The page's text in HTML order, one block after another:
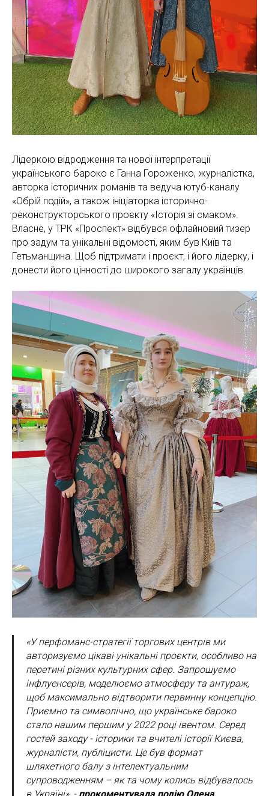
Лідеркою відродження та нової інтерпретації
українського бароко є Ганна Гороженко, журналістка,
авторка історичних романів та ведуча ютуб-каналу
«Обрій подій», а також ініціаторка історично-
реконструкторського проєкту «Історія зі смаком».
Власне, у ТРК «Проспект» відбувся офлайновий тизер
про задум та унікальні відомості, яким був Київ та
Гетьманщина. Щоб підтримати і проєкт, і його лідерку, і
донести його цінності до широкого загалу українців.
«У перфоманс-стратегії торгових центрів ми
авторизуємо цікаві унікальні проєкти, особливо на
перетині різних культурних сфер. Запрошуємо
інфлуенсерів, моделюємо атмосферу та антураж,
щоб максимально відтворити первинну концепцію.
Приємно та символічно, що українське бароко
стало нашим першим у 2022 році івентом. Серед
гостей заходу - історики та вчителі історії Києва,
журналісти, публіцисти. Це був формат
шляхетного балу з інтелектуальним
супроводженням – як та чому колись відбувалось